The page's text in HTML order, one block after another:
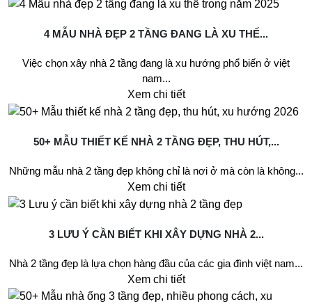
4 MẪU NHÀ ĐẸP 2 TẦNG ĐANG LÀ XU THẾ...
Việc chọn xây nhà 2 tầng đang là xu hướng phổ biến ở việt
nam...
Xem chi tiết
50+ MẪU THIẾT KẾ NHÀ 2 TẦNG ĐẸP, THU HÚT,...
Những mẫu nhà 2 tầng đẹp không chỉ là nơi ở mà còn là không...
Xem chi tiết
3 LƯU Ý CẦN BIẾT KHI XÂY DỰNG NHÀ 2...
Nhà 2 tầng đẹp là lựa chọn hàng đầu của các gia đình việt nam...
Xem chi tiết